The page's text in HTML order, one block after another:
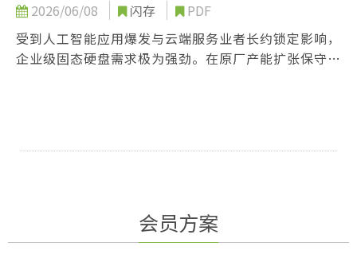
2026/06/08 闪存
PDF
受到人工智能应用爆发与云端服务业者长约锁定影响，
企业级固态硬盘需求极为强劲。在原厂产能扩张保守且
会员方案